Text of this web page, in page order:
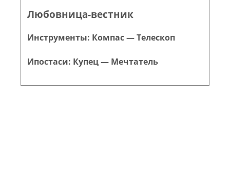
Любовница-вестник
Инструменты: Компас — Телескоп
Ипостаси: Купец — Мечтатель